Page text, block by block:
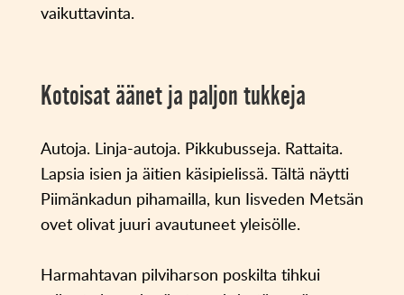
vaikuttavinta.
Kotoisat äänet ja paljon tukkeja
Autoja. Linja-autoja. Pikkubusseja. Rattaita.
Lapsia isien ja äitien käsipielissä. Tältä näytti
Piimänkadun pihamailla, kun Iisveden Metsän
ovet olivat juuri avautuneet yleisölle.
Harmahtavan pilviharson poskilta tihkui